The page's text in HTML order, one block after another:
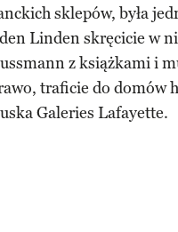
sklepów, była
Linden skręcicie w
z książkami i
traficie do domów
Galeries Lafayette.